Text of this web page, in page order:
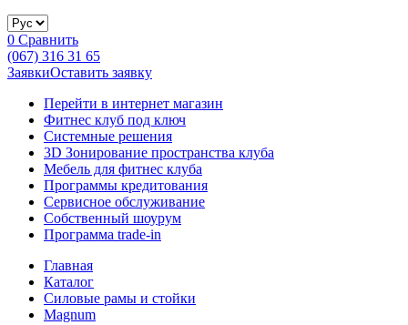
0 Сравнить
(067) 316 31 65
ЗаявкиОставить заявку
Перейти в интернет магазин
Фитнес клуб под ключ
Системные решения
3D Зонирование пространства клуба
Мебель для фитнес клуба
Программы кредитования
Сервисное обслуживание
Собственный шоурум
Программа trade-in
Главная
Каталог
Силовые рамы и стойки
Magnum